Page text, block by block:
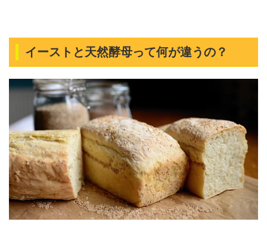
イーストと天然酵母って何が違うの？